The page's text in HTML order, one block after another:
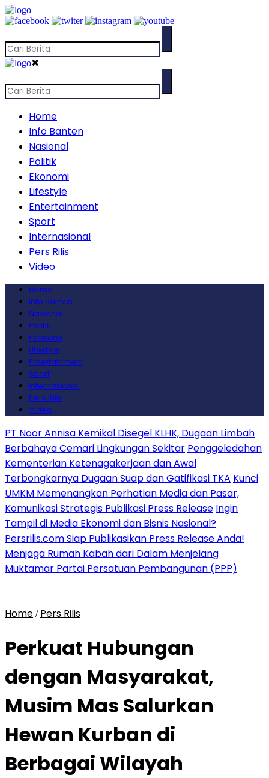
✖
Home
Info Banten
Nasional
Politik
Ekonomi
Lifestyle
Entertainment
Sport
Internasional
Pers Rilis
Video
Home
Info Banten
Nasional
Politik
Ekonomi
Lifestyle
Entertainment
Sport
Internasional
Pers Rilis
Video
PT Noor Annisa Kemikal Disegel KLHK, Dugaan Limbah
Berbahaya Cemari Lingkungan Sekitar Penggeledahan
Kementerian Ketenagakerjaan dan Awal
Terbongkarnya Dugaan Suap dan Gatifikasi TKA Kunci
UMKM Memenangkan Perhatian Media dan Pasar,
Komunikasi Strategis Publikasi Press Release Ingin
Tampil di Media Ekonomi dan Bisnis Nasional?
Persrilis.com Siap Publikasikan Press Release Anda!
Menjaga Rumah Kabah dari Dalam Menjelang
Muktamar Partai Persatuan Pembangunan (PPP)
Home / Pers Rilis
Perkuat Hubungan
dengan Masyarakat,
Musim Mas Salurkan
Hewan Kurban di
Berbagai Wilayah